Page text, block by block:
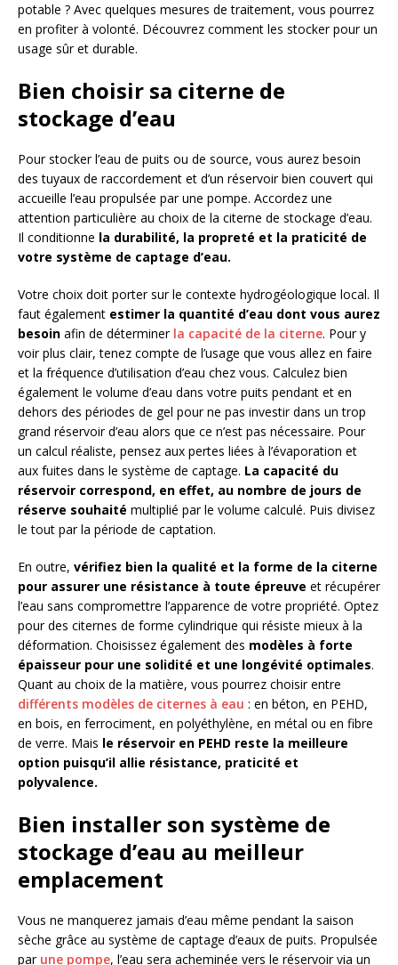
potable ? Avec quelques mesures de traitement, vous pourrez
en profiter à volonté. Découvrez comment les stocker pour un
usage sûr et durable.
Bien choisir sa citerne de
stockage d’eau
Pour stocker l’eau de puits ou de source, vous aurez besoin
des tuyaux de raccordement et d’un réservoir bien couvert qui
accueille l’eau propulsée par une pompe. Accordez une
attention particulière au choix de la citerne de stockage d’eau.
Il conditionne la durabilité, la propreté et la praticité de
votre système de captage d’eau.
Votre choix doit porter sur le contexte hydrogéologique local. Il
faut également estimer la quantité d’eau dont vous aurez
besoin afin de déterminer la capacité de la citerne. Pour y
voir plus clair, tenez compte de l’usage que vous allez en faire
et la fréquence d’utilisation d’eau chez vous. Calculez bien
également le volume d’eau dans votre puits pendant et en
dehors des périodes de gel pour ne pas investir dans un trop
grand réservoir d’eau alors que ce n’est pas nécessaire. Pour
un calcul réaliste, pensez aux pertes liées à l’évaporation et
aux fuites dans le système de captage. La capacité du
réservoir correspond, en effet, au nombre de jours de
réserve souhaité multiplié par le volume calculé. Puis divisez
le tout par la période de captation.
En outre, vérifiez bien la qualité et la forme de la citerne
pour assurer une résistance à toute épreuve et récupérer
l’eau sans compromettre l’apparence de votre propriété. Optez
pour des citernes de forme cylindrique qui résiste mieux à la
déformation. Choisissez également des modèles à forte
épaisseur pour une solidité et une longévité optimales.
Quant au choix de la matière, vous pourrez choisir entre
différents modèles de citernes à eau : en béton, en PEHD,
en bois, en ferrociment, en polyéthylène, en métal ou en fibre
de verre. Mais le réservoir en PEHD reste la meilleure
option puisqu’il allie résistance, praticité et
polyvalence.
Bien installer son système de
stockage d’eau au meilleur
emplacement
Vous ne manquerez jamais d’eau même pendant la saison
sèche grâce au système de captage d’eaux de puits. Propulsée
par une pompe, l’eau sera acheminée vers le réservoir via un